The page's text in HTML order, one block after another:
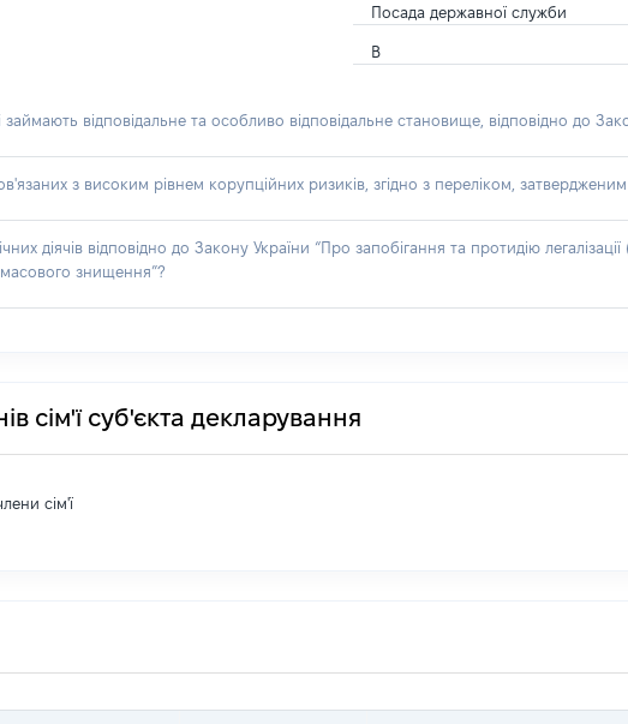
Посада державної служби
В
відповідальне та особливо відповідальне становище, відповідно до
з високим рівнем корупційних ризиків, згідно з переліком,
діячів відповідно до Закону України “Про запобігання та протидію
знищення”?
сім'ї суб'єкта декларування
сім'ї